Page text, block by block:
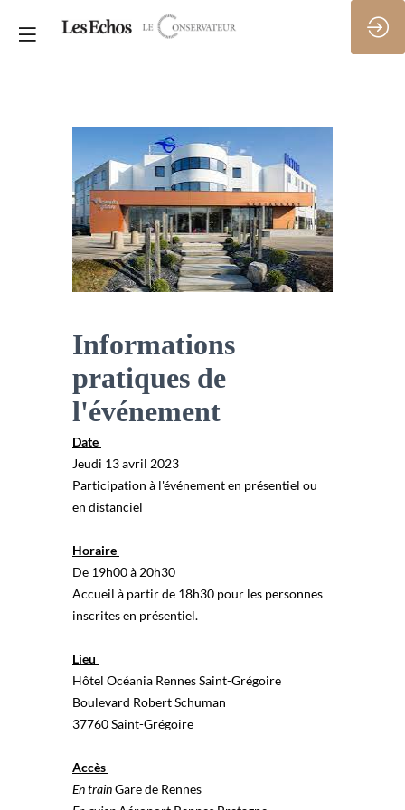
Informations
pratiques de
l'événement
Date
Jeudi 13 avril 2023
Participation à l'événement en présentiel ou
en distanciel
Horaire
De 19h00 à 20h30
Accueil à partir de 18h30 pour les personnes
inscrites en présentiel.
Lieu
Hôtel Océania Rennes Saint-Grégoire
Boulevard Robert Schuman
37760 Saint-Grégoire
Accès
En trainGare de Rennes